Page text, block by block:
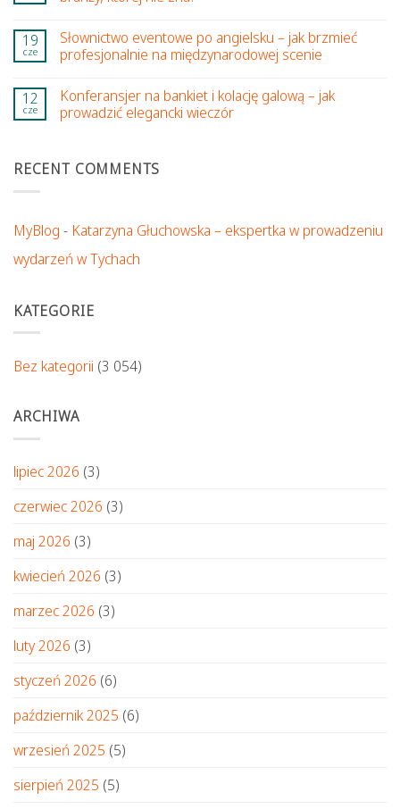
19
cze
Słownictwo eventowe po angielsku – jak brzmieć
profesjonalnie na międzynarodowej scenie
12
cze
Konferansjer na bankiet i kolację galową – jak
prowadzić elegancki wieczór
RECENT COMMENTS
MyBlog - Katarzyna Głuchowska – ekspertka w prowadzeniu
wydarzeń w Tychach
KATEGORIE
Bez kategorii (3 054)
ARCHIWA
lipiec 2026 (3)
czerwiec 2026 (3)
maj 2026 (3)
kwiecień 2026 (3)
marzec 2026 (3)
luty 2026 (3)
styczeń 2026 (6)
październik 2025 (6)
wrzesień 2025 (5)
sierpień 2025 (5)